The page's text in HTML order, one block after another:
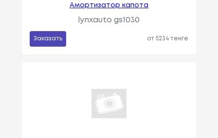
Амортизатор капота
lynxauto gs1030
Заказать от 5234 тенге